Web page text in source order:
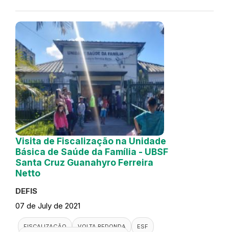
Visita de Fiscalização na Unidade
Básica de Saúde da Família - UBSF
Santa Cruz Guanahyro Ferreira
Netto
DEFIS
07 de July de 2021
FISCALIZAÇÃO VOLTA REDONDA
ESF